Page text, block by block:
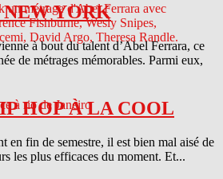
YORK
à bout du talent d’Abel Ferrara, ce
de métrages mémorables. Parmi eux,
HOP À LA COOL
en fin de semestre, il est bien mal aisé de
les plus efficaces du moment. Et...